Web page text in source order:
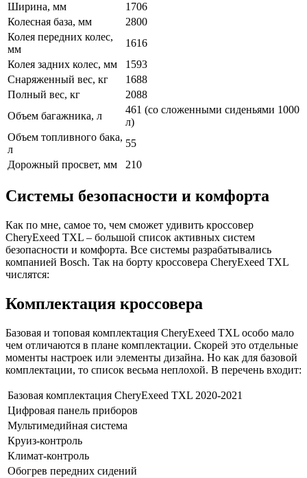
Ширина, мм
1706
Колесная база, мм
2800
Колея передних колес,
мм
1616
Колея задних колес, мм
1593
Снаряженный вес, кг
1688
Полный вес, кг
2088
Объем багажника, л
461 (со сложенными сиденьями 1000
л)
Объем топливного бака,
л
55
Дорожный просвет, мм
210
Системы безопасности и комфорта
Как по мне, самое то, чем сможет удивить кроссовер
CheryExeed TXL – большой список активных систем
безопасности и комфорта. Все системы разрабатывались
компанией Bosch. Так на борту кроссовера CheryExeed TXL
числятся:
Комплектация кроссовера
Базовая и топовая комплектация CheryExeed TXL особо мало
чем отличаются в плане комплектации. Скорей это отдельные
моменты настроек или элементы дизайна. Но как для базовой
комплектации, то список весьма неплохой. В перечень входит:
Базовая комплектация CheryExeed TXL 2020-2021
Цифровая панель приборов
Мультимедийная система
Круиз-контроль
Климат-контроль
Обогрев передних сидений